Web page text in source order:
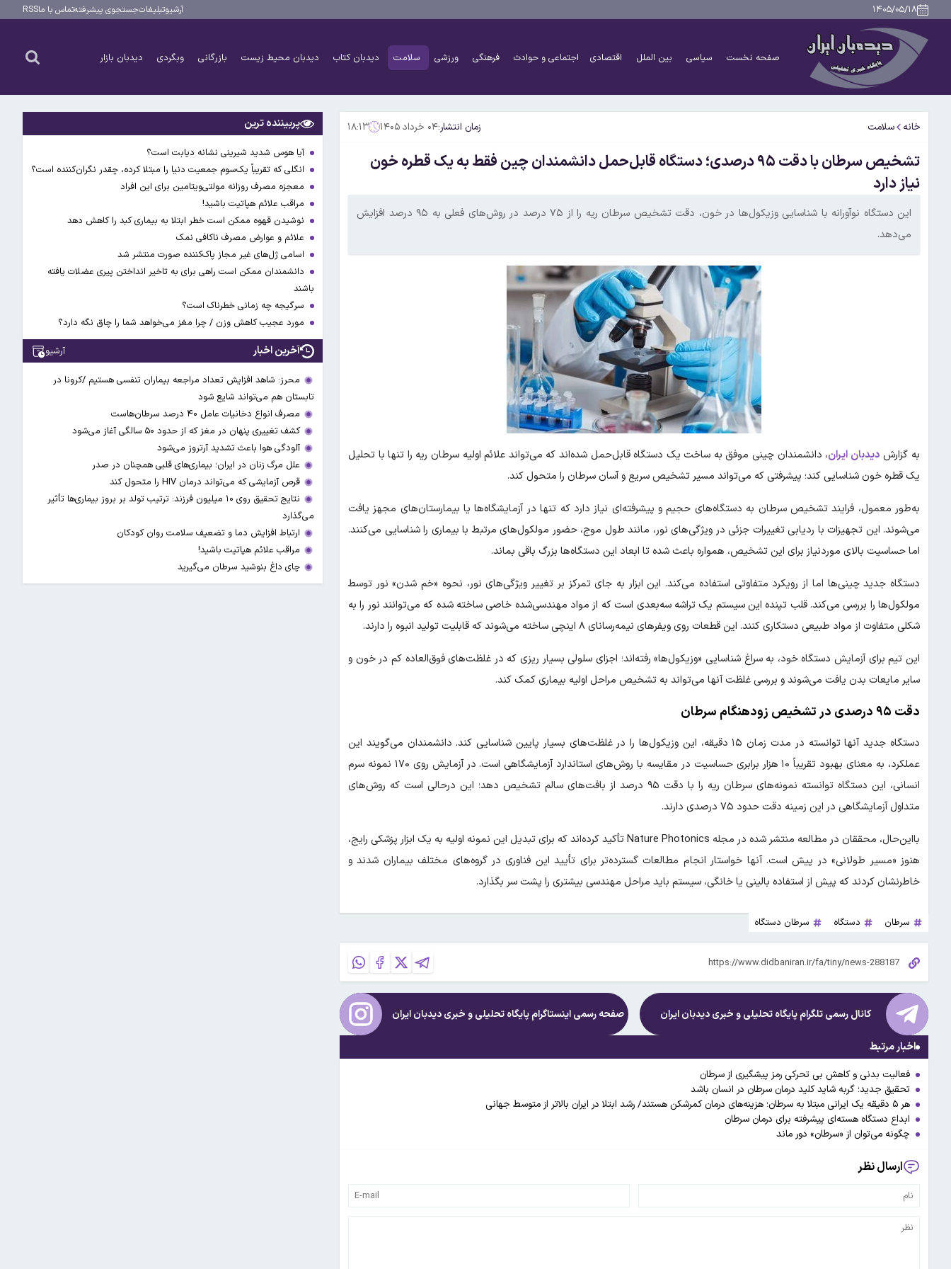
۱۴۰۵/۰۵/۱۸ آرشیوتبلیغاتجستجوی پیشرفتهتماس با ماRSS
صفحه نخست سیاسی بین الملل اقتصادی اجتماعی و حوادث فرهنگی ورزشی سلامت دیدبان کتاب دیدبان محیط زیست بازرگانی وبگردی دیدبان بازار
خانه سلامت زمان انتشار:۰۴ خرداد ۱۴۰۵ ۱۸:۱۳
تشخیص سرطان با دقت ۹۵ درصدی؛ دستگاه قابل‌حمل دانشمندان چین فقط به یک قطره خون
نیاز دارد
این دستگاه نوآورانه با شناسایی وزیکول‌ها در خون، دقت تشخیص سرطان ریه را از ۷۵ درصد در روش‌های فعلی به ۹۵ درصد افزایش
می‌دهد.
به گزارش دیدبان ایران، دانشمندان چینی موفق به ساخت یک دستگاه قابل‌حمل شده‌اند که می‌تواند علائم اولیه سرطان ریه را تنها با تحلیل
یک قطره خون شناسایی کند؛ پیشرفتی که می‌تواند مسیر تشخیص سریع و آسان سرطان را متحول کند.
به‌طور معمول، فرایند تشخیص سرطان به دستگاه‌های حجیم و پیشرفته‌ای نیاز دارد که تنها در آزمایشگاه‌ها یا بیمارستان‌های مجهز یافت
می‌شوند. این تجهیزات با ردیابی تغییرات جزئی در ویژگی‌های نور، مانند طول موج، حضور مولکول‌های مرتبط با بیماری را شناسایی می‌کنند.
اما حساسیت بالای موردنیاز برای این تشخیص، همواره باعث شده تا ابعاد این دستگاه‌ها بزرگ باقی بماند.
دستگاه جدید چینی‌ها اما از رویکرد متفاوتی استفاده می‌کند. این ابزار به جای تمرکز بر تغییر ویژگی‌های نور، نحوه «خم شدن» نور توسط
مولکول‌ها را بررسی می‌کند. قلب تپنده این سیستم یک تراشه سه‌بعدی است که از مواد مهندسی‌شده خاصی ساخته شده که می‌توانند نور را به
شکلی متفاوت از مواد طبیعی دستکاری کنند. این قطعات روی ویفرهای نیمه‌رسانای ۸ اینچی ساخته می‌شوند که قابلیت تولید انبوه را دارند.
این تیم برای آزمایش دستگاه خود، به سراغ شناسایی «وزیکول‌ها» رفته‌اند؛ اجزای سلولی بسیار ریزی که در غلظت‌های فوق‌العاده کم در خون و
سایر مایعات بدن یافت می‌شوند و بررسی غلظت آنها می‌تواند به تشخیص مراحل اولیه بیماری کمک کند.
دقت ۹۵ درصدی در تشخیص زودهنگام سرطان
دستگاه جدید آنها توانسته در مدت زمان ۱۵ دقیقه، این وزیکول‌ها را در غلظت‌های بسیار پایین شناسایی کند. دانشمندان می‌گویند این
عملکرد، به معنای بهبود تقریباً ۱۰ هزار برابری حساسیت در مقایسه با روش‌های استاندارد آزمایشگاهی است. در آزمایش روی ۱۷۰ نمونه سرم
انسانی، این دستگاه توانسته نمونه‌های سرطان ریه را با دقت ۹۵ درصد از بافت‌های سالم تشخیص دهد؛ این درحالی است که روش‌های
متداول آزمایشگاهی در این زمینه دقت حدود ۷۵ درصدی دارند.
بااین‌حال، محققان در مطالعه منتشر شده در مجله Nature Photonics تأکید کرده‌اند که برای تبدیل این نمونه اولیه به یک ابزار پزشکی رایج،
هنوز «مسیر طولانی» در پیش است. آنها خواستار انجام مطالعات گسترده‌تر برای تأیید این فناوری در گروه‌های مختلف بیماران شدند و
خاطرنشان کردند که پیش از استفاده بالینی یا خانگی، سیستم باید مراحل مهندسی بیشتری را پشت سر بگذارد.
سرطان دستگاه سرطان دستگاه
کانال رسمی تلگرام پایگاه تحلیلی و خبریدیدبان ایران صفحه رسمی اینستاگرام پایگاه تحلیلی و خبریدیدبان ایران
اخبار مرتبط
فعالیت بدنی و کاهش بی تحرکی رمز پیشگیری از سرطان
تحقیق جدید؛ گربه‌ شاید کلید درمان سرطان در انسان باشد
هر ۵ دقیقه یک ایرانی مبتلا به سرطان؛ هزینه‌های درمان کمرشکن هستند/ رشد ابتلا در ایران بالاتر از متوسط جهانی
ابداع دستگاه هسته‌ای پیشرفته برای درمان سرطان
چگونه می‌توان از «سرطان» دور ماند
ارسال نظر
پربیننده ترین
آیا هوس شدید شیرینی نشانه دیابت است؟
انگلی که تقریباً یک‌سوم جمعیت دنیا را مبتلا کرده، چقدر نگران‌کننده است؟
معجزه مصرف روزانه مولتی‌ویتامین برای این افراد
مراقب علائم هپاتیت باشید!
نوشیدن قهوه ممکن است خطر ابتلا به بیماری کبد را کاهش دهد
علائم و عوارض مصرف ناکافی نمک
اسامی ژل‌های غیر مجاز پاک‌کننده صورت منتشر شد
دانشمندان ممکن است راهی برای به تاخیر انداختن پیری عضلات یافته
باشند
سرگیجه چه زمانی خطرناک است؟
مورد عجیب کاهش وزن / چرا مغز می‌خواهد شما را چاق نگه دارد؟
آخرین اخبار آرشیو
محرز: شاهد افزایش تعداد مراجعه بیماران تنفسی هستیم /کرونا در
تابستان هم می‌تواند شایع شود
مصرف انواع دخانیات عامل ۴۰ درصد سرطان‌هاست
کشف تغییری پنهان در مغز که از حدود ۵۰ سالگی آغاز می‌شود
آلودگی هوا باعث تشدید آرتروز می‌شود
علل مرگ زنان در ایران؛ بیماری‌های قلبی همچنان در صدر
قرص آزمایشی که می‌تواند درمان HIV را متحول کند
نتایج تحقیق روی ۱۰ میلیون فرزند: ترتیب تولد بر بروز بیماری‌ها تأثیر
می‌گذارد
ارتباط افزایش دما و تضعیف سلامت روان کودکان
مراقب علائم هپاتیت باشید!
چای داغ بنوشید سرطان می‌گیرید